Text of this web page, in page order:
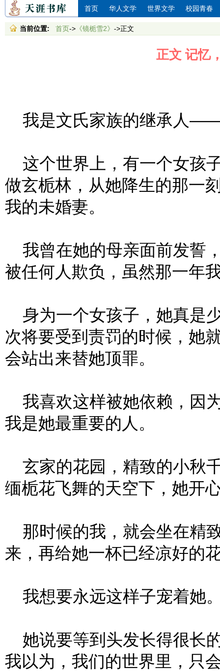
首页 华人文学 世界文学 校园青春
当前位置: 首页-> 《镜栀雪2》 ->正文
正文 记忆
我是文氏家族的继承人
这个世界上，有一个女孩
做玄栀林，从她降生的那一
我的未婚妻。
我曾在她的母亲面前发誓
被任何人欺负，虽然那一年
身为一个女孩子，她真是
次将要受到责罚的时候，她
会站出来替她顶罪。
我喜欢这样被她依赖，因
我是她最重要的人。
玄家的花园，精致的小秋
缅栀花飞舞的天空下，她开
那时候的我，就会坐在精
来，再给她一杯已经凉好的
我想要永远这样子宠着她
她说要等到头发长得很长
我以为，我们的世界里，只